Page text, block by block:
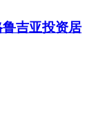
吉亚投资居